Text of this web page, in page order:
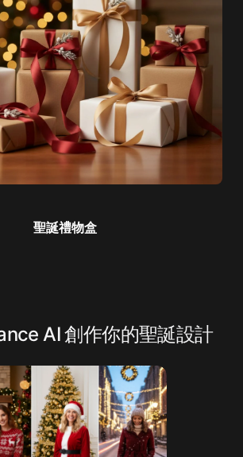
聖誕禮物盒
AI 創作你的聖誕設計